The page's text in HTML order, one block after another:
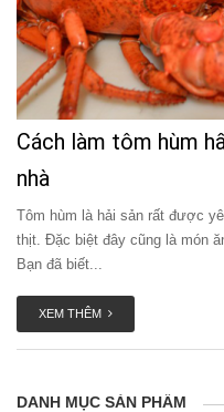
Cách làm tôm hùm
nhà
Tôm hùm là hải sản rất được
thịt. Đặc biệt đây cũng là món
Bạn đã biết...
XEM THÊM
DANH MỤC SẢN PHẨM